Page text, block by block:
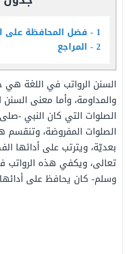
1
فضل المحافظة على
2 المراجع
السنن الرواتب في اللغة هي
والمداومة، وأما معنى
الصلوات التي كان النبي -
الصلوات المفروضة، وتنقسم
بعديّة، ويترتب على أدائها
تعالى، ويكفي هذه الرواتب
وسلم- كان يحافظ على